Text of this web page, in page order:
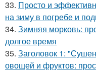
33. Просто и
на зиму в погребе и
34. Зимняя морковь:
долгое время
35. Заголовок 1:
овощей и фруктов: